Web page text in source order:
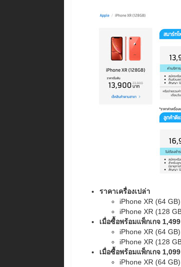
ราคาเครื่องเปล่า
iPhone XR (64
iPhone XR (128
เมื่อซื้อพร้อมแพ็กเกจ
iPhone XR (64
iPhone XR (128
เมื่อซื้อพร้อมแพ็กเกจ
iPhone XR (64